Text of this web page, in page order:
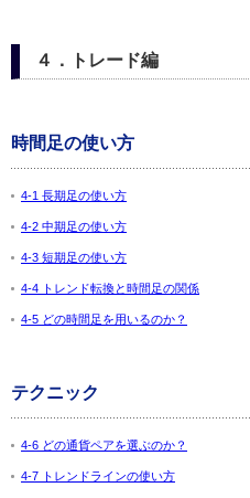
４．トレード編
時間足の使い方
4-1 長期足の使い方
4-2 中期足の使い方
4-3 短期足の使い方
4-4 トレンド転換と時間足の関係
4-5 どの時間足を用いるのか？
テクニック
4-6 どの通貨ペアを選ぶのか？
4-7 トレンドラインの使い方